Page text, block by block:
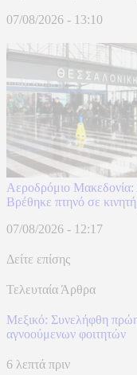
07/08/2026 - 13:10
Αεροδρόμιο
Βρέθηκε πτηνό σε
07/08/2026 - 12:17
Δείτε επίσης
Τελευταία Άρθρα
Μεξικό: Συνελήφθη
αγνοούμενων φοιτητών
6 λεπτά πριν